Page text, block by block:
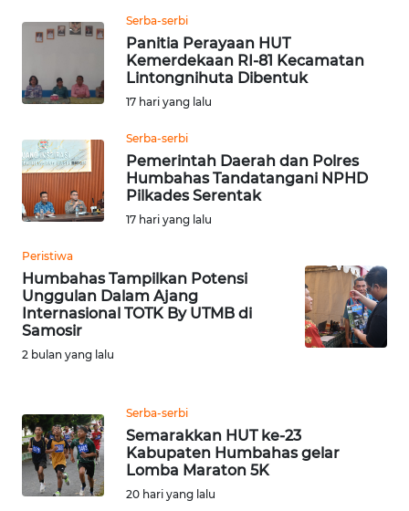
Serba-serbi
Panitia Perayaan HUT
Kemerdekaan RI-81 Kecamatan
Lintongnihuta Dibentuk
17 hari yang lalu
Serba-serbi
Pemerintah Daerah dan Polres
Humbahas Tandatangani NPHD
Pilkades Serentak
17 hari yang lalu
Peristiwa
Humbahas Tampilkan Potensi
Unggulan Dalam Ajang
Internasional TOTK By UTMB di
Samosir
2 bulan yang lalu
Serba-serbi
Semarakkan HUT ke-23
Kabupaten Humbahas gelar
Lomba Maraton 5K
20 hari yang lalu
LANGKAT
TAPANULI
SELATAN
WN
LESUNG
WN
KARO
WN
WN
LABUHANBATU
WN